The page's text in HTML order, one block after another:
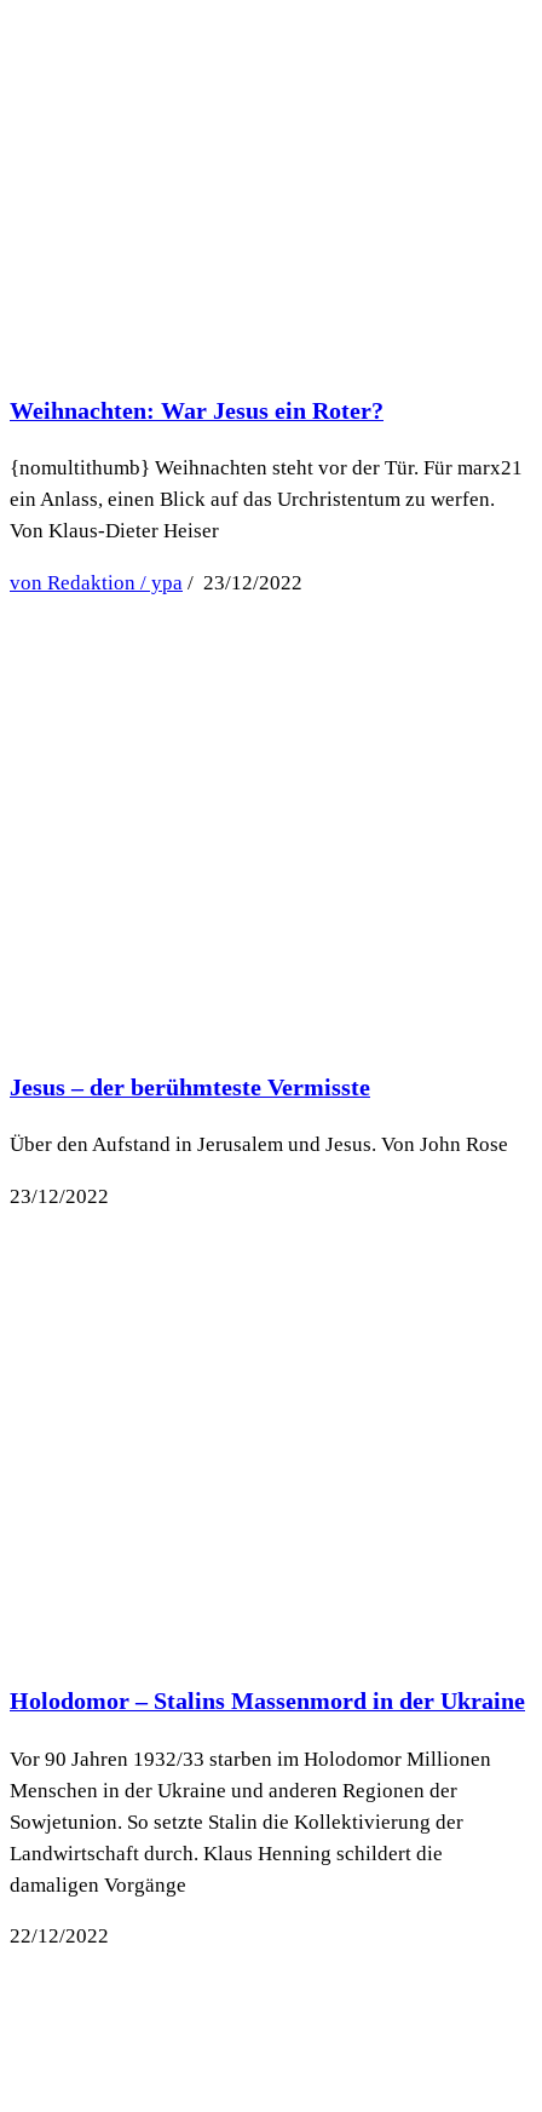
Weihnachten: War Jesus ein Roter?
{nomultithumb} Weihnachten steht vor der Tür. Für marx21
ein Anlass, einen Blick auf das Urchristentum zu werfen.
Von Klaus-Dieter Heiser
von Redaktion / ypa / 23/12/2022
Jesus – der berühmteste Vermisste
Über den Aufstand in Jerusalem und Jesus. Von John Rose
23/12/2022
Holodomor – Stalins Massenmord in der Ukraine
Vor 90 Jahren 1932/33 starben im Holodomor Millionen
Menschen in der Ukraine und anderen Regionen der
Sowjetunion. So setzte Stalin die Kollektivierung der
Landwirtschaft durch. Klaus Henning schildert die
damaligen Vorgänge
22/12/2022